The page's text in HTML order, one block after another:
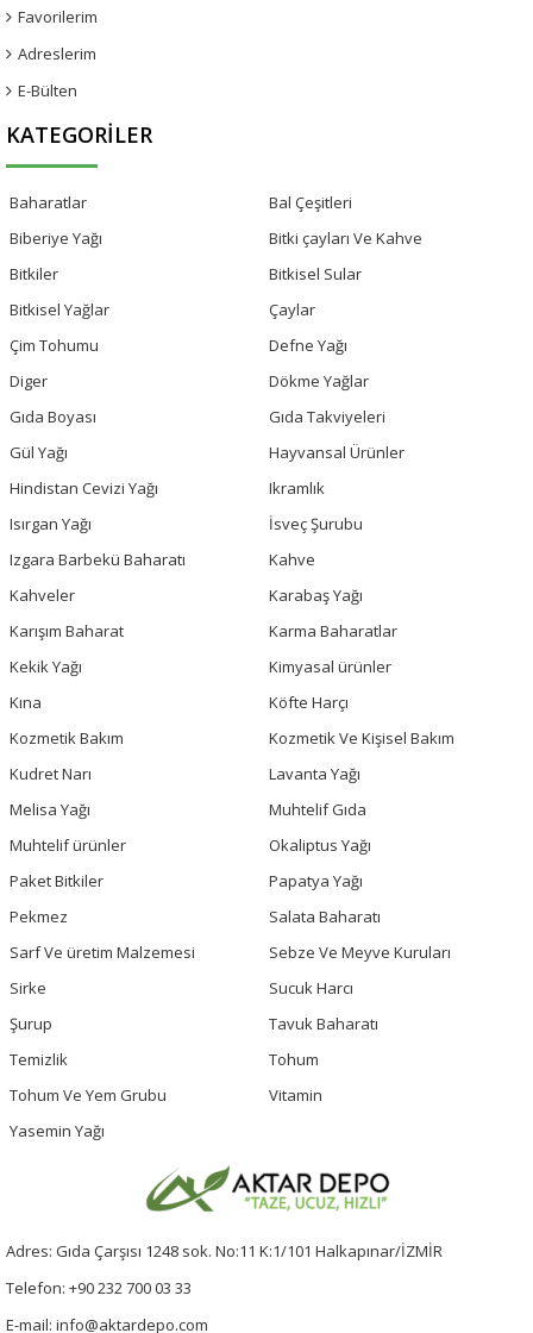
Favorilerim
Adreslerim
E-Bülten
KATEGORILER
Baharatlar
Bal Çeşitleri
Biberiye Yağı
Bitki çayları Ve Kahve
Bitkiler
Bitkisel Sular
Bitkisel Yağlar
Çaylar
Çim Tohumu
Defne Yağı
Diger
Dökme Yağlar
Gıda Boyası
Gıda Takviyeleri
Gül Yağı
Hayvansal Ürünler
Hindistan Cevizi Yağı
Ikramlık
Isırgan Yağı
İsveç Şurubu
Izgara Barbekü Baharatı
Kahve
Kahveler
Karabaş Yağı
Karışım Baharat
Karma Baharatlar
Kekik Yağı
Kimyasal ürünler
Kına
Köfte Harçı
Kozmetik Bakım
Kozmetik Ve Kişisel Bakım
Kudret Narı
Lavanta Yağı
Melisa Yağı
Muhtelif Gıda
Muhtelif ürünler
Okaliptus Yağı
Paket Bitkiler
Papatya Yağı
Pekmez
Salata Baharatı
Sarf Ve üretim Malzemesi
Sebze Ve Meyve Kuruları
Sirke
Sucuk Harcı
Şurup
Tavuk Baharatı
Temizlik
Tohum
Tohum Ve Yem Grubu
Vitamin
Yasemin Yağı
Adres: Gıda Çarşısı 1248 sok. No:11 K:1/101 Halkapınar/İZMİR
Telefon: +90 232 700 03 33
E-mail: info@aktardepo.com